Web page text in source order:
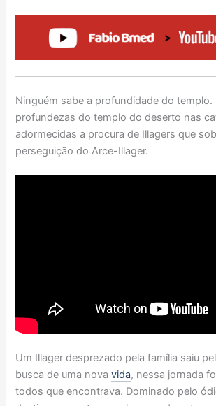
Ninguém sabe a profundidade do templo.
profundezas do templo do deserto nas
adormecidas a procura de Illagers que
perseguição do Arce-Illager.
Um Illager desprezado pela família saiu
busca de uma novavida, nessa jornada
todos que encontrava. Dominado pelo